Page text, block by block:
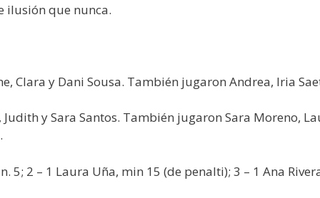
ilusión que nunca.
Clara y Dani Sousa. También jugaron Andrea, Iria
Judith y Sara Santos. También jugaron Sara Moreno,
5; 2 – 1 Laura Uña, min 15 (de penalti); 3 – 1 Ana